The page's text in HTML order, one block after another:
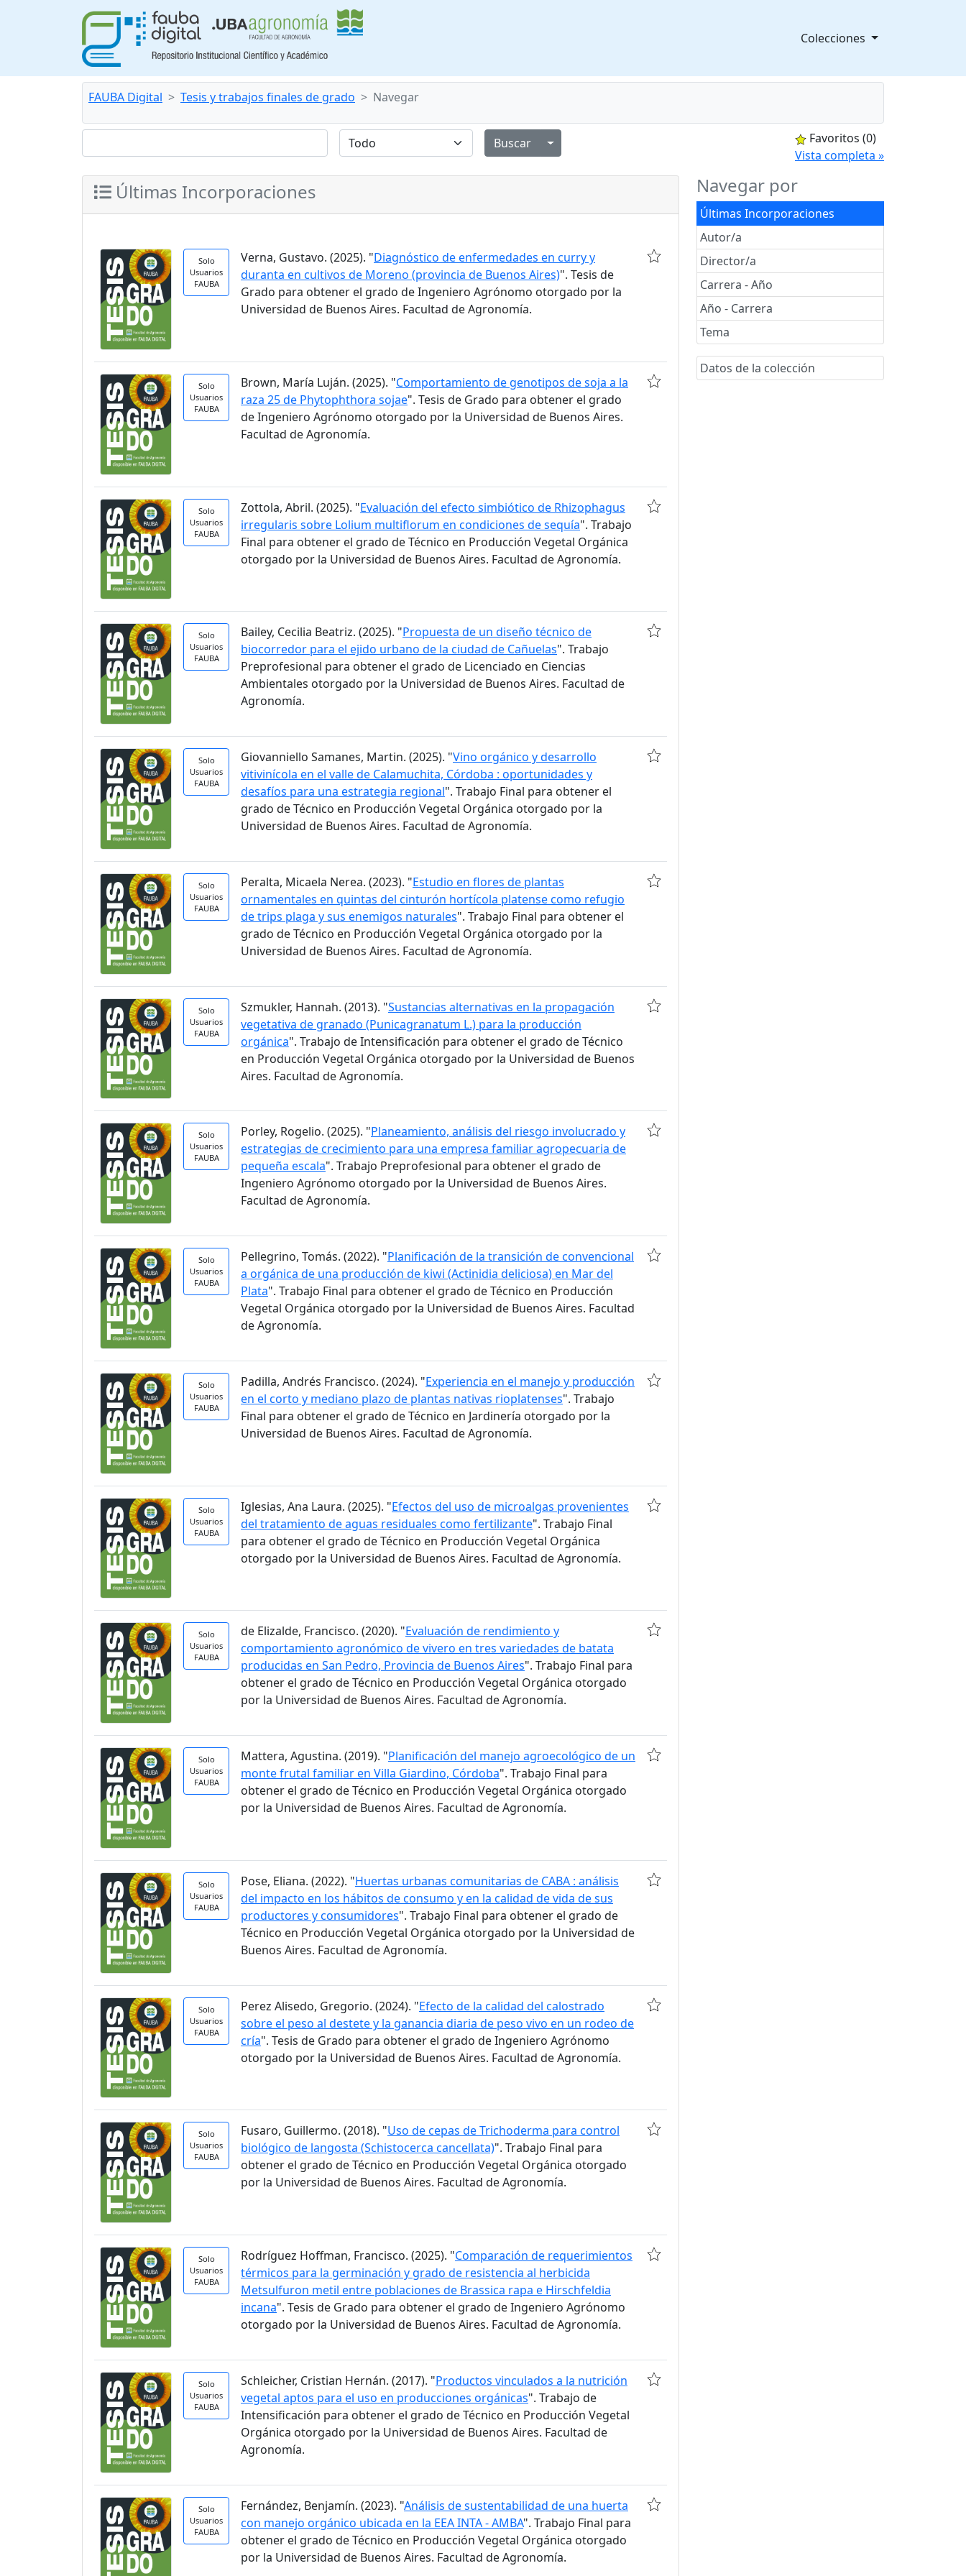
Colecciones
FAUBA Digital Tesis y trabajos finales de grado Navegar
Alternar menú desplegable
Favoritos (0)
Vista completa »
Navegar por
Últimas Incorporaciones
Autor/a
Director/a
Carrera - Año
Año - Carrera
Tema
Datos de la colección
Últimas Incorporaciones
Solo
Usuarios
FAUBA
Verna, Gustavo. (2025). "Diagnóstico de enfermedades en curry y
duranta en cultivos de Moreno (provincia de Buenos Aires)". Tesis de
Grado para obtener el grado de Ingeniero Agrónomo otorgado por la
Universidad de Buenos Aires. Facultad de Agronomía.
Solo
Usuarios
FAUBA
Brown, María Luján. (2025). "Comportamiento de genotipos de soja a la
raza 25 de Phytophthora sojae". Tesis de Grado para obtener el grado
de Ingeniero Agrónomo otorgado por la Universidad de Buenos Aires.
Facultad de Agronomía.
Solo
Usuarios
FAUBA
Zottola, Abril. (2025). "Evaluación del efecto simbiótico de Rhizophagus
irregularis sobre Lolium multiflorum en condiciones de sequía". Trabajo
Final para obtener el grado de Técnico en Producción Vegetal Orgánica
otorgado por la Universidad de Buenos Aires. Facultad de Agronomía.
Solo
Usuarios
FAUBA
Bailey, Cecilia Beatriz. (2025). "Propuesta de un diseño técnico de
biocorredor para el ejido urbano de la ciudad de Cañuelas". Trabajo
Preprofesional para obtener el grado de Licenciado en Ciencias
Ambientales otorgado por la Universidad de Buenos Aires. Facultad de
Agronomía.
Solo
Usuarios
FAUBA
Giovanniello Samanes, Martin. (2025). "Vino orgánico y desarrollo
vitivinícola en el valle de Calamuchita, Córdoba : oportunidades y
desafíos para una estrategia regional". Trabajo Final para obtener el
grado de Técnico en Producción Vegetal Orgánica otorgado por la
Universidad de Buenos Aires. Facultad de Agronomía.
Solo
Usuarios
FAUBA
Peralta, Micaela Nerea. (2023). "Estudio en flores de plantas
ornamentales en quintas del cinturón hortícola platense como refugio
de trips plaga y sus enemigos naturales". Trabajo Final para obtener el
grado de Técnico en Producción Vegetal Orgánica otorgado por la
Universidad de Buenos Aires. Facultad de Agronomía.
Solo
Usuarios
FAUBA
Szmukler, Hannah. (2013). "Sustancias alternativas en la propagación
vegetativa de granado (Punicagranatum L.) para la producción
orgánica". Trabajo de Intensificación para obtener el grado de Técnico
en Producción Vegetal Orgánica otorgado por la Universidad de Buenos
Aires. Facultad de Agronomía.
Solo
Usuarios
FAUBA
Porley, Rogelio. (2025). "Planeamiento, análisis del riesgo involucrado y
estrategias de crecimiento para una empresa familiar agropecuaria de
pequeña escala". Trabajo Preprofesional para obtener el grado de
Ingeniero Agrónomo otorgado por la Universidad de Buenos Aires.
Facultad de Agronomía.
Solo
Usuarios
FAUBA
Pellegrino, Tomás. (2022). "Planificación de la transición de convencional
a orgánica de una producción de kiwi (Actinidia deliciosa) en Mar del
Plata". Trabajo Final para obtener el grado de Técnico en Producción
Vegetal Orgánica otorgado por la Universidad de Buenos Aires. Facultad
de Agronomía.
Solo
Usuarios
FAUBA
Padilla, Andrés Francisco. (2024). "Experiencia en el manejo y producción
en el corto y mediano plazo de plantas nativas rioplatenses". Trabajo
Final para obtener el grado de Técnico en Jardinería otorgado por la
Universidad de Buenos Aires. Facultad de Agronomía.
Solo
Usuarios
FAUBA
Iglesias, Ana Laura. (2025). "Efectos del uso de microalgas provenientes
del tratamiento de aguas residuales como fertilizante". Trabajo Final
para obtener el grado de Técnico en Producción Vegetal Orgánica
otorgado por la Universidad de Buenos Aires. Facultad de Agronomía.
Solo
Usuarios
FAUBA
de Elizalde, Francisco. (2020). "Evaluación de rendimiento y
comportamiento agronómico de vivero en tres variedades de batata
producidas en San Pedro, Provincia de Buenos Aires". Trabajo Final para
obtener el grado de Técnico en Producción Vegetal Orgánica otorgado
por la Universidad de Buenos Aires. Facultad de Agronomía.
Solo
Usuarios
FAUBA
Mattera, Agustina. (2019). "Planificación del manejo agroecológico de un
monte frutal familiar en Villa Giardino, Córdoba". Trabajo Final para
obtener el grado de Técnico en Producción Vegetal Orgánica otorgado
por la Universidad de Buenos Aires. Facultad de Agronomía.
Solo
Usuarios
FAUBA
Pose, Eliana. (2022). "Huertas urbanas comunitarias de CABA : análisis
del impacto en los hábitos de consumo y en la calidad de vida de sus
productores y consumidores". Trabajo Final para obtener el grado de
Técnico en Producción Vegetal Orgánica otorgado por la Universidad de
Buenos Aires. Facultad de Agronomía.
Solo
Usuarios
FAUBA
Perez Alisedo, Gregorio. (2024). "Efecto de la calidad del calostrado
sobre el peso al destete y la ganancia diaria de peso vivo en un rodeo de
cría". Tesis de Grado para obtener el grado de Ingeniero Agrónomo
otorgado por la Universidad de Buenos Aires. Facultad de Agronomía.
Solo
Usuarios
FAUBA
Fusaro, Guillermo. (2018). "Uso de cepas de Trichoderma para control
biológico de langosta (Schistocerca cancellata)". Trabajo Final para
obtener el grado de Técnico en Producción Vegetal Orgánica otorgado
por la Universidad de Buenos Aires. Facultad de Agronomía.
Solo
Usuarios
FAUBA
Rodríguez Hoffman, Francisco. (2025). "Comparación de requerimientos
térmicos para la germinación y grado de resistencia al herbicida
Metsulfuron metil entre poblaciones de Brassica rapa e Hirschfeldia
incana". Tesis de Grado para obtener el grado de Ingeniero Agrónomo
otorgado por la Universidad de Buenos Aires. Facultad de Agronomía.
Solo
Usuarios
FAUBA
Schleicher, Cristian Hernán. (2017). "Productos vinculados a la nutrición
vegetal aptos para el uso en producciones orgánicas". Trabajo de
Intensificación para obtener el grado de Técnico en Producción Vegetal
Orgánica otorgado por la Universidad de Buenos Aires. Facultad de
Agronomía.
Solo
Usuarios
FAUBA
Fernández, Benjamín. (2023). "Análisis de sustentabilidad de una huerta
con manejo orgánico ubicada en la EEA INTA - AMBA". Trabajo Final para
obtener el grado de Técnico en Producción Vegetal Orgánica otorgado
por la Universidad de Buenos Aires. Facultad de Agronomía.